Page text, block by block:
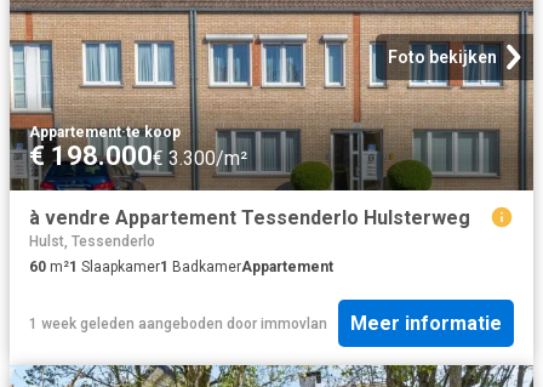
Foto bekijken
Appartement·te koop
€ 198.000€ 3.300/m²
à vendre Appartement Tessenderlo Hulsterweg
Hulst, Tessenderlo
60 m²1 Slaapkamer1 BadkamerAppartement
1 week geleden aangeboden door immovlan Meer informatie